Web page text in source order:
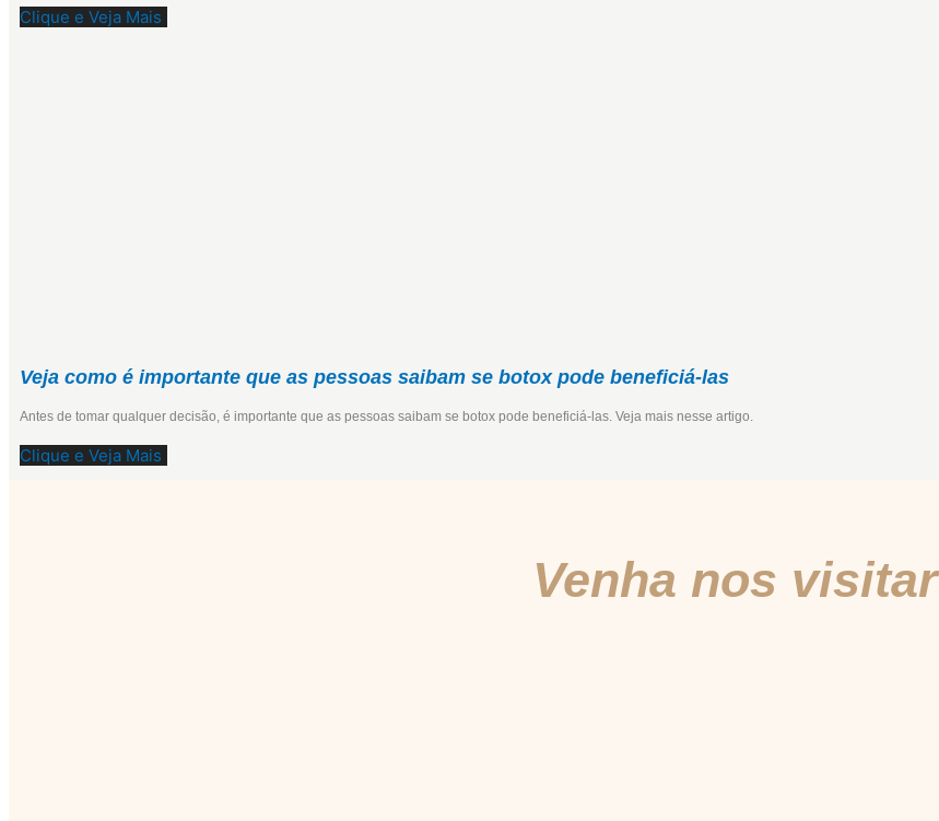
Clique e Veja Mais
Veja como é importante que as pessoas saibam se botox pode beneficiá-las
Antes de tomar qualquer decisão, é importante que as pessoas saibam se botox pode beneficiá-las. Veja mais nesse artigo.
Clique e Veja Mais
Venha nos visitar